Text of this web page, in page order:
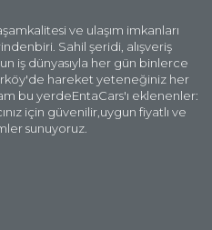
kalitesi ve ulaşım imkanları
biri. Sahil şeridi, alışveriş
iş dünyasıyla her gün binlerce
hareket yeteneğiniz her
bu yerdeEntaCars'ı eklenenler:
için güvenilir, uygun fiyatlı ve
sunuyoruz.